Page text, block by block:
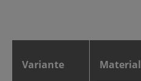
Variante Material